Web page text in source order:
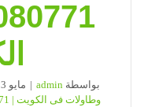
بواسطة admin
| مايو 24th, 2023
وطاولات فى الكويت | 65080771| ضيافة الكويت